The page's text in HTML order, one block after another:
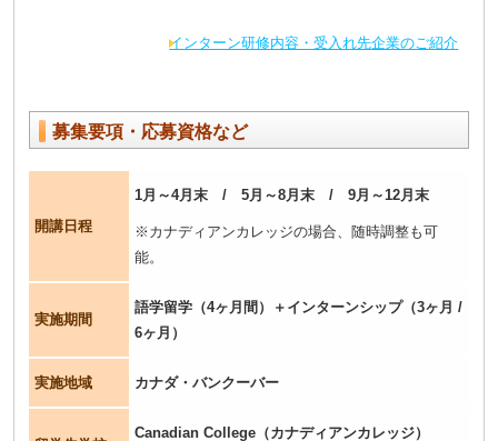
インターン研修内容・受入れ先企業のご紹介
募集要項・応募資格など
開講日程
1月～4月末 / 5月～8月末 / 9月～12月末
※カナディアンカレッジの場合、随時調整も可
能。
実施期間
語学留学（4ヶ月間）＋インターンシップ（3ヶ月 /
6ヶ月）
実施地域 カナダ・バンクーバー
Canadian College（カナディアンカレッジ）